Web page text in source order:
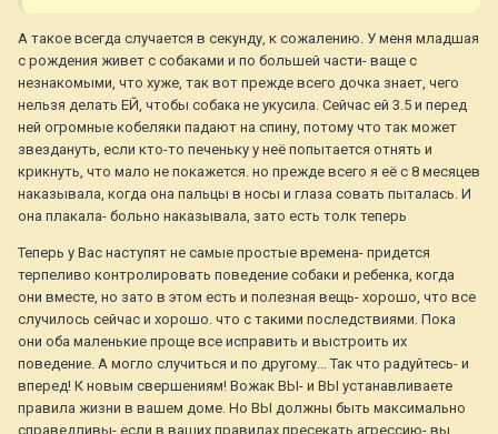
А такое всегда случается в секунду, к сожалению. У меня младшая
с рождения живет с собаками и по большей части- ваще с
незнакомыми, что хуже, так вот прежде всего дочка знает, чего
нельзя делать ЕЙ, чтобы собака не укусила. Сейчас ей 3.5 и перед
ней огромные кобеляки падают на спину, потому что так может
звездануть, если кто-то печеньку у неё попытается отнять и
крикнуть, что мало не покажется. но прежде всего я её с 8 месяцев
наказывала, когда она пальцы в носы и глаза совать пыталась. И
она плакала- больно наказывала, зато есть толк теперь
Теперь у Вас наступят не самые простые времена- придется
терпеливо контролировать поведение собаки и ребенка, когда
они вместе, но зато в этом есть и полезная вещь- хорошо, что все
случилось сейчас и хорошо. что с такими последствиями. Пока
они оба маленькие проще все исправить и выстроить их
поведение. А могло случиться и по другому... Так что радуйтесь- и
вперед! К новым свершениям! Вожак ВЫ- и ВЫ устанавливаете
правила жизни в вашем доме. Но ВЫ должны быть максимально
справедливы- если в ваших правилах пресекать агрессию- вы